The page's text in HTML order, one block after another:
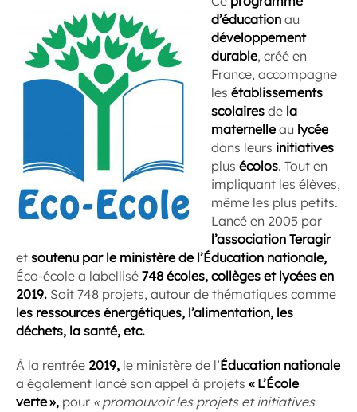
d’éducation au
développement
durable, créé en
France, accompagne
les établissements
scolaires de la
maternelleau lycée
dans leurs initiatives
plus écolos. Tout en
impliquant les élèves,
même les plus petits.
Lancé en 2005 par
l’association Teragir
et soutenu par le ministère de l’Éducation nationale,
Éco-école a labellisé 748 écoles, collèges et lycées en
2019. Soit 748 projets, autour de thématiques comme
les ressources énergétiques, l’alimentation, les
déchets, la santé, etc.
À la rentrée 2019, le ministère de l’Éducation nationale
a également lancé son appel à projets « L’École
verte », pour «promouvoir les projets et initiatives